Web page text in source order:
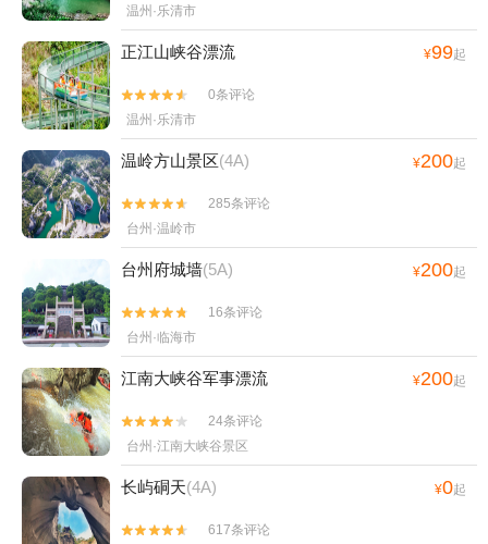
温州·乐清市
正江山峡谷漂流 ¥99起


0条评论
温州·乐清市
温岭方山景区(4A) ¥200起


285条评论
台州·温岭市
台州府城墙(5A) ¥200起


16条评论
台州·临海市
江南大峡谷军事漂流 ¥200起


24条评论
台州·江南大峡谷景区
长屿硐天(4A) ¥0起

 617条评论